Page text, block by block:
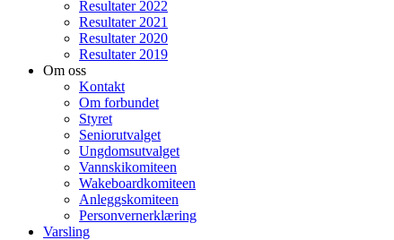
Resultater 2022
Resultater 2021
Resultater 2020
Resultater 2019
Om oss
Kontakt
Om forbundet
Styret
Seniorutvalget
Ungdomsutvalget
Vannskikomiteen
Wakeboardkomiteen
Anleggskomiteen
Personvernerklæring
Varsling